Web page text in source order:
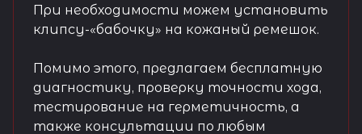
При необходимости можем установить
клипсу-«бабочку» на кожаный ремешок.
Помимо этого, предлагаем бесплатную
диагностику, проверку точности хода,
тестирование на герметичность, а
также консультации по любым